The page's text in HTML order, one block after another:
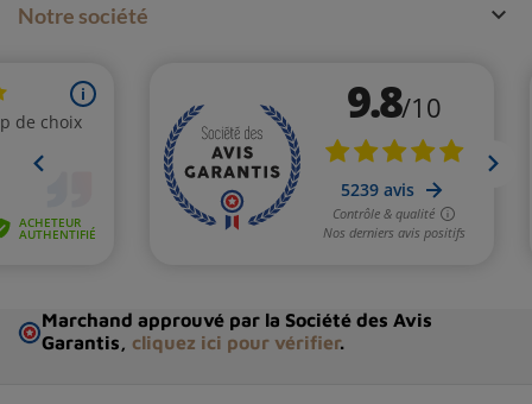
Notre société 
Marchand approuvé par la Société des Avis
Garantis, cliquez ici pour vérifier.